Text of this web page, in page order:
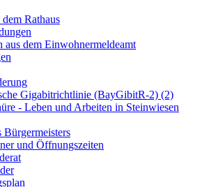
Rathaus
aus dem Einwohnermeldeamt
Gigabitrichtlinie (BayGibitR-2) (2)
- Leben und Arbeiten in Steinwiesen
und Öffnungszeiten